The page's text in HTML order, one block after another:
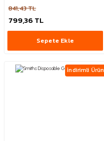
841,43 TL
799,36 TL
Sepete Ekle
İndirimli Ürün